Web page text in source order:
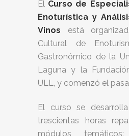
El Curso de
Enoturística y
Vinos está
Cultural de
Gastronómico de la
Laguna y la
ULL, y comenzó el
El curso se
trescientas horas
módulos